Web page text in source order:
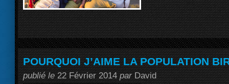
POURQUOI J’AIME LA POPULATION
publié le 22 Février 2014 par David